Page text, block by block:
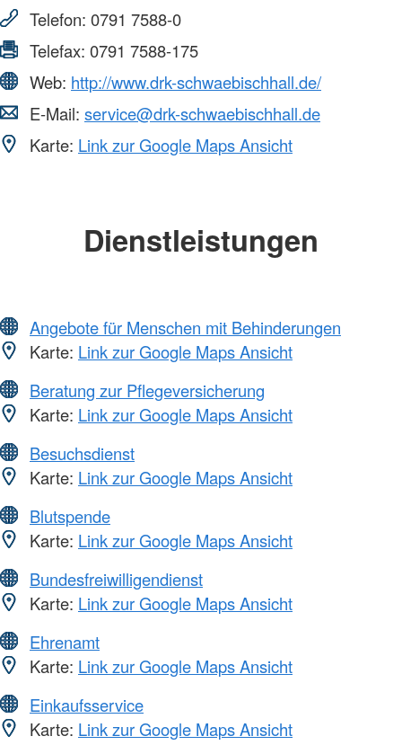
Telefon: 0791 7588-0
Telefax: 0791 7588-175
Web: http://www.drk-schwaebischhall.de/
E-Mail: service@drk-schwaebischhall.de
Karte: Link zur Google Maps Ansicht
Dienstleistungen
Angebote für Menschen mit Behinderungen
Karte: Link zur Google Maps Ansicht
Beratung zur Pflegeversicherung
Karte: Link zur Google Maps Ansicht
Besuchsdienst
Karte: Link zur Google Maps Ansicht
Blutspende
Karte: Link zur Google Maps Ansicht
Bundesfreiwilligendienst
Karte: Link zur Google Maps Ansicht
Ehrenamt
Karte: Link zur Google Maps Ansicht
Einkaufsservice
Karte: Link zur Google Maps Ansicht